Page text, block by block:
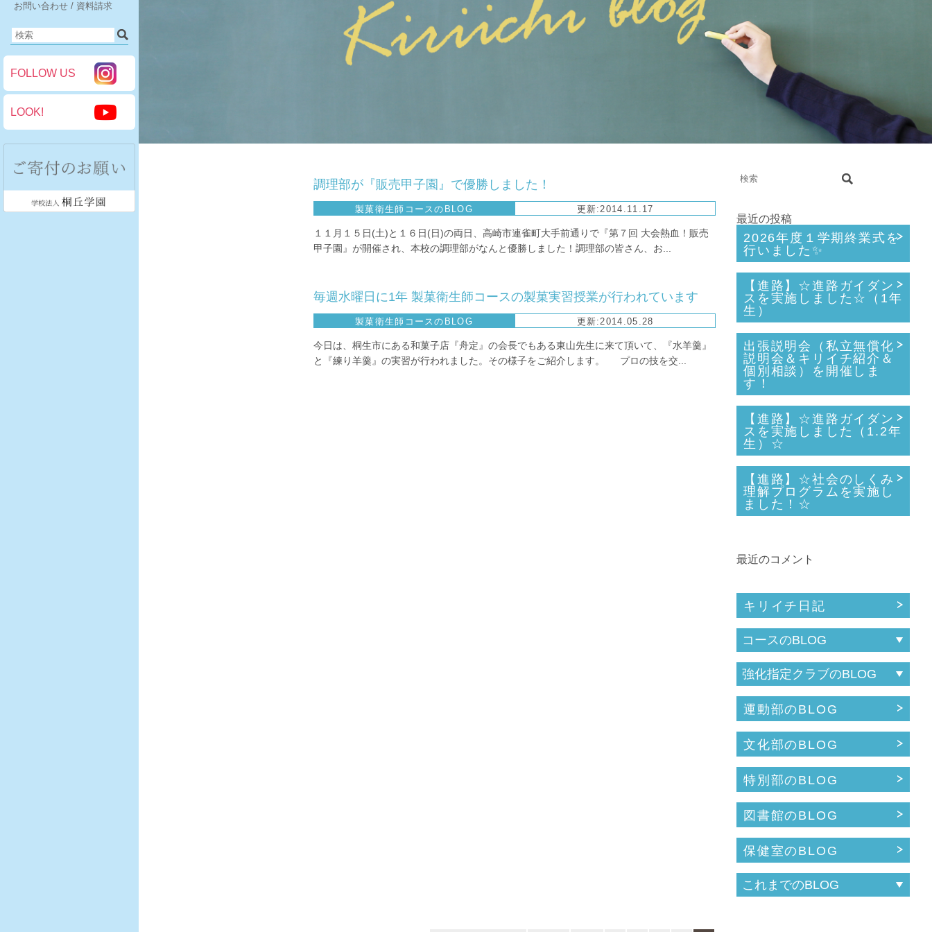
お問い合わせ / 資料請求
FOLLOW US
LOOK!
調理部が『販売甲子園』で優勝しました！
製菓衛生師コースのBLOG 更新:2014.11.17
１１月１５日(土)と１６日(日)の両日、高崎市連雀町大手前通りで『第７回 大会熱血！販売
甲子園』が開催され、本校の調理部がなんと優勝しました！調理部の皆さん、お...
毎週水曜日に1年 製菓衛生師コースの製菓実習授業が行われています
製菓衛生師コースのBLOG 更新:2014.05.28
今日は、桐生市にある和菓子店『舟定』の会長でもある東山先生に来て頂いて、『水羊羹』
と『練り羊羹』の実習が行われました。その様子をご紹介します。 プロの技を交...
最近の投稿
2026年度１学期終業式を
行いました✨
【進路】☆進路ガイダン
スを実施しました☆（1年
生）
出張説明会（私立無償化
説明会＆キリイチ紹介＆
個別相談）を開催しま
す！
【進路】☆進路ガイダン
スを実施しました（1.2年
生）☆
【進路】☆社会のしくみ
理解プログラムを実施し
ました！☆
最近のコメント
キリイチ日記
運動部のBLOG
文化部のBLOG
特別部のBLOG
図書館のBLOG
保健室のBLOG